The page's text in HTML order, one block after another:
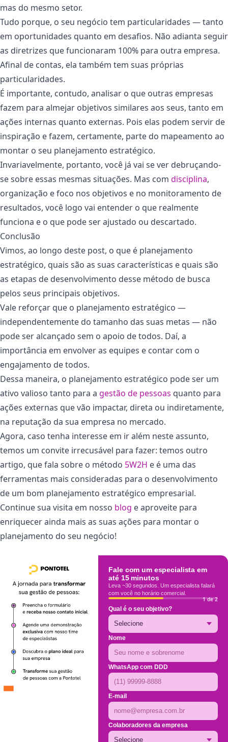
mas do mesmo setor.
Tudo porque, o seu negócio tem particularidades — tanto
em oportunidades quanto em desafios. Não adianta seguir
as diretrizes que funcionaram 100% para outra empresa.
Afinal de contas, ela também tem suas próprias
particularidades.
É importante, contudo, analisar o que outras empresas
fazem para almejar objetivos similares aos seus, tanto em
ações internas quanto externas. Pois elas podem servir de
inspiração e fazem, certamente, parte do mapeamento ao
montar o seu planejamento estratégico.
Invariavelmente, portanto, você já vai se ver debruçando-
se sobre essas mesmas situações. Mas com disciplina,
organização e foco nos objetivos e no monitoramento de
resultados, você logo vai entender o que realmente
funciona e o que pode ser ajustado ou descartado.
Conclusão
Vimos, ao longo deste post, o que é planejamento
estratégico, quais são as suas características e quais são
as etapas de desenvolvimento desse método de busca
pelos seus principais objetivos.
Vale reforçar que o planejamento estratégico —
independentemente do tamanho das suas metas — não
pode ser alcançado sem o apoio de todos. Daí, a
importância em envolver as equipes e contar com o
engajamento de todos.
Dessa maneira, o planejamento estratégico pode ser um
ativo valioso tanto para a gestão de pessoas quanto para
ações externas que vão impactar, direta ou indiretamente,
na reputação da sua empresa no mercado.
Agora, caso tenha interesse em ir além neste assunto,
temos um convite irrecusável para fazer: temos outro
artigo, que fala sobre o método 5W2H e é uma das
ferramentas mais consideradas para o desenvolvimento
de um bom planejamento estratégico empresarial.
Continue sua visita em nosso blog e aproveite para
enriquecer ainda mais as suas ações para montar o
planejamento do seu negócio!
Fale com um especialista em
até 15 minutos
Leva ~30 segundos. Um especialista falará
com você no horário comercial.
1 de 2
Qual é o seu objetivo?
Nome
WhatsApp com DDD
E-mail
Colaboradores da empresa